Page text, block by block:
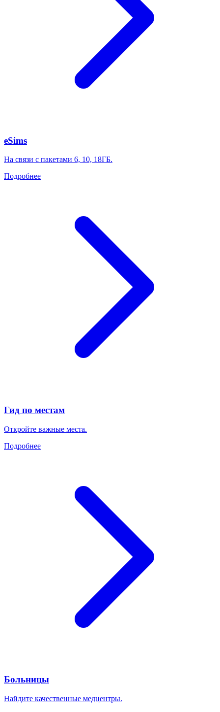
eSims
На связи с пакетами 6, 10, 18ГБ.
Подробнее
Гид по местам
Откройте важные места.
Подробнее
Больницы
Найдите качественные медцентры.